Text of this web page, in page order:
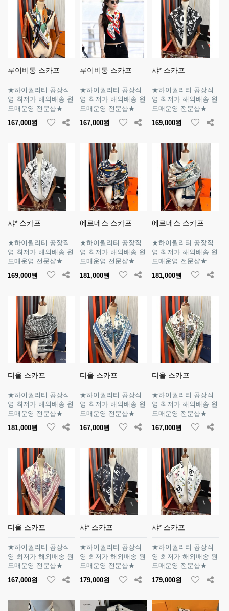
루이비통 스카프
★하이퀄리티 공장직
영 최저가 해외배송 원
도매운영 전문샵★
167,000원
루이비통 스카프
★하이퀄리티 공장직
영 최저가 해외배송 원
도매운영 전문샵★
167,000원
샤* 스카프
★하이퀄리티 공장직
영 최저가 해외배송 원
도매운영 전문샵★
169,000원
샤* 스카프
★하이퀄리티 공장직
영 최저가 해외배송 원
도매운영 전문샵★
169,000원
에르메스 스카프
★하이퀄리티 공장직
영 최저가 해외배송 원
도매운영 전문샵★
181,000원
에르메스 스카프
★하이퀄리티 공장직
영 최저가 해외배송 원
도매운영 전문샵★
181,000원
디올 스카프
★하이퀄리티 공장직
영 최저가 해외배송 원
도매운영 전문샵★
181,000원
디올 스카프
★하이퀄리티 공장직
영 최저가 해외배송 원
도매운영 전문샵★
167,000원
디올 스카프
★하이퀄리티 공장직
영 최저가 해외배송 원
도매운영 전문샵★
167,000원
디올 스카프
★하이퀄리티 공장직
영 최저가 해외배송 원
도매운영 전문샵★
167,000원
샤* 스카프
★하이퀄리티 공장직
영 최저가 해외배송 원
도매운영 전문샵★
179,000원
샤* 스카프
★하이퀄리티 공장직
영 최저가 해외배송 원
도매운영 전문샵★
179,000원